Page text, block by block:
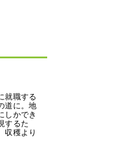
就職する
道に。地
しかでき
するた
収穫より